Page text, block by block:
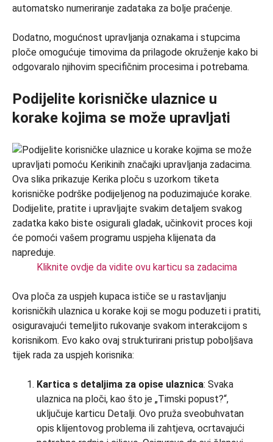
automatsko numeriranje zadataka za bolje praćenje.
Dodatno, mogućnost upravljanja oznakama i stupcima
ploče omogućuje timovima da prilagode okruženje kako bi
odgovaralo njihovim specifičnim procesima i potrebama.
Podijelite korisničke ulaznice u
korake kojima se može upravljati
Kliknite ovdje da vidite ovu karticu sa zadacima
Ova ploča za uspjeh kupaca ističe se u rastavljanju
korisničkih ulaznica u korake koji se mogu poduzeti i pratiti,
osiguravajući temeljito rukovanje svakom interakcijom s
korisnikom. Evo kako ovaj strukturirani pristup poboljšava
tijek rada za uspjeh korisnika:
Kartica s detaljima za opise ulaznica: Svaka
ulaznica na ploči, kao što je „Timski popust?“,
uključuje karticu Detalji. Ovo pruža sveobuhvatan
opis klijentovog problema ili zahtjeva, ocrtavajući